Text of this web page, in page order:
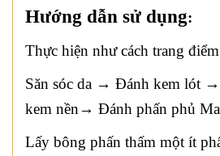
Hướng dẫn sử dụng:
Thực hiện như cách trang
Săn sóc da → Đánh kem lót
kem nền→ Đánh phấn phủ
Lấy bông phấn thấm một ít